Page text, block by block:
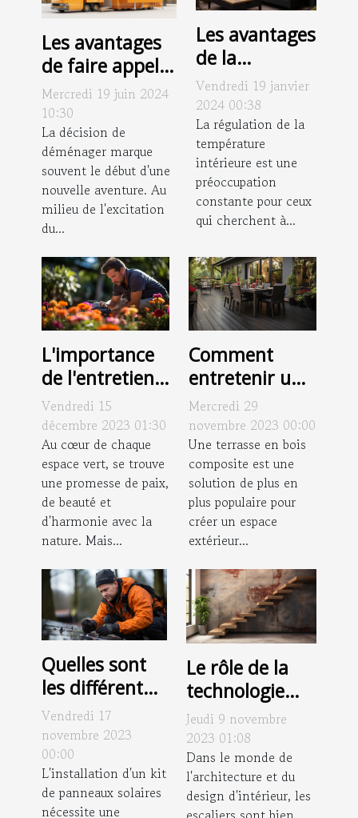
Les avantages
de faire appel à
une entreprise
locale pour
votre
déménagement
Mercredi 19 juin 2024
10:30
La décision de
déménager marque
souvent le début d'une
nouvelle aventure. Au
milieu de l'excitation
du...
Les avantages
de la
climatisation
réversible
pour le
confort toute
l'année
Vendredi 19 janvier
2024 00:38
La régulation de la
température
intérieure est une
préoccupation
constante pour ceux
qui cherchent à...
L'importance
de l'entretien
régulier pour
préserver la
beauté de
votre jardin
Vendredi 15
décembre 2023 01:30
Au cœur de chaque
espace vert, se trouve
une promesse de paix,
de beauté et
d'harmonie avec la
nature. Mais...
Comment
entretenir une
terrasse en
bois
composite
pour assurer
sa durabilité ?
Mercredi 29
novembre 2023 00:00
Une terrasse en bois
composite est une
solution de plus en
plus populaire pour
créer un espace
extérieur...
Quelles sont
les différentes
étapes de
l'installation
d'un kit de
panneaux
solaires ?
Vendredi 17
novembre 2023
00:00
L'installation d'un kit
de panneaux solaires
nécessite une
Le rôle de la
technologie
dans la
conception
contemporaine
des escaliers
Jeudi 9 novembre
2023 01:08
Dans le monde de
l'architecture et du
design d'intérieur, les